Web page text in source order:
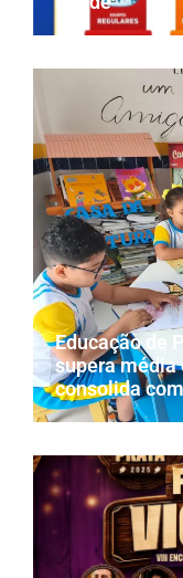
Educação de
supera média
consolida